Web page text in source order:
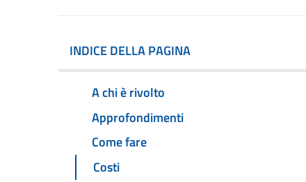
INDICE DELLA PAGINA
A chi è rivolto
Approfondimenti
Come fare
Costi